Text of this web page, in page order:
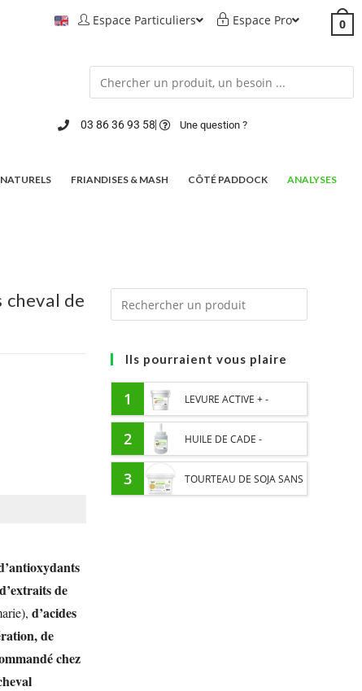
Espace Particuliers Espace Pro 0
03 86 36 93 58 Une question ?
FRIANDISES & MASH CÔTÉ PADDOCK ANALYSES
cheval de
d’extraits de
d’acides
de
chez
Ils pourraient vous plaire
1 LEVURE ACTIVE + -
PROBIOTIQUE CHEVAL -
FLORE INTESTINALE ET
DIGESTION
2 HUILE DE CADE -
ASSAINIT ET PROTÈGE LES
3 TOURTEAU DE SOJA SANS